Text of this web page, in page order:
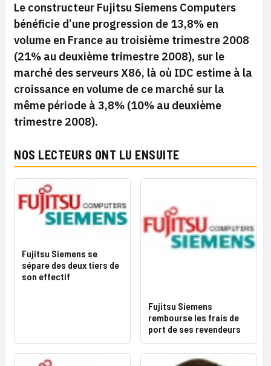
Le constructeur Fujitsu Siemens Computers
bénéficie d’une progression de 13,8% en
volume en France au troisième trimestre 2008
(21% au deuxième trimestre 2008), sur le
marché des serveurs X86, là où IDC estime à la
croissance en volume de ce marché sur la
même période à 3,8% (10% au deuxième
trimestre 2008).
NOS LECTEURS ONT LU ENSUITE
Fujitsu Siemens se
sépare des deux tiers de
son effectif
Fujitsu Siemens
rembourse les frais de
port de ses revendeurs